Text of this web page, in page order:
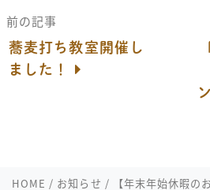
前の記事
蕎麦打ち教室開催し
ました！
HOME / お知らせ / 【年末年始休暇の